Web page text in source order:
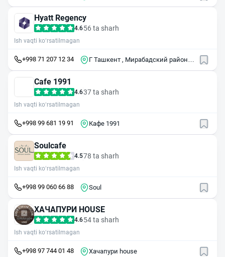
Hyatt Regency
4.656 ta sharh
Ish vaqti ko‘rsatilmagan
+998 71 207 12 34
Г Ташкент , Мирабадский район ,
Cafe 1991
4.637 ta sharh
Ish vaqti ko‘rsatilmagan
+998 99 681 19 91 Кафе 1991
Soulcafe
4.578 ta sharh
Ish vaqti ko‘rsatilmagan
+998 99 060 66 88 Soul
ХАЧАПУРИ HOUSE
4.654 ta sharh
Ish vaqti ko‘rsatilmagan
+998 97 744 01 48 Хачапури house